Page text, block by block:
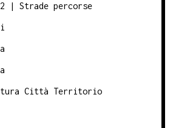
| Strade percorse
Città Territorio